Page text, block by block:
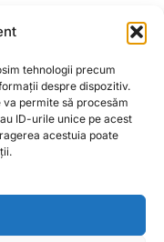
tehnologii precum
despre dispozitiv.
permite să procesăm
ID-urile unice pe acest
acestuia poate
3+1
leiPrețul
inițial
a
40.500,00lei
ADAUGĂ ÎN COȘ